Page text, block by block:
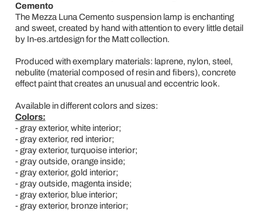
Cemento
The Mezza Luna Cemento suspension lamp is enchanting
and sweet, created by hand with attention to every little detail
by In-es.artdesign for the Matt collection.
Produced with exemplary materials: laprene, nylon, steel,
nebulite (material composed of resin and fibers), concrete
effect paint that creates an unusual and eccentric look.
Available in different colors and sizes:
Colors:
- gray exterior, white interior;
- gray exterior, red interior;
- gray exterior, turquoise interior;
- gray outside, orange inside;
- gray exterior, gold interior;
- gray outside, magenta inside;
- gray exterior, blue interior;
- gray exterior, bronze interior;